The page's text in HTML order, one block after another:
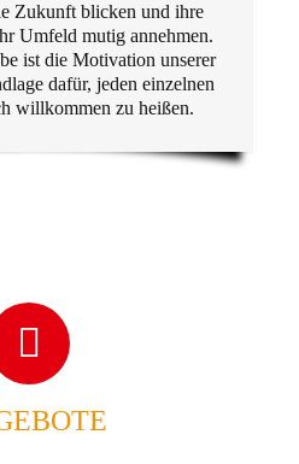
Zukunft blicken und ihre
Umfeld mutig annehmen.
ist die Motivation unserer
dafür, jeden einzelnen
willkommen zu heißen.